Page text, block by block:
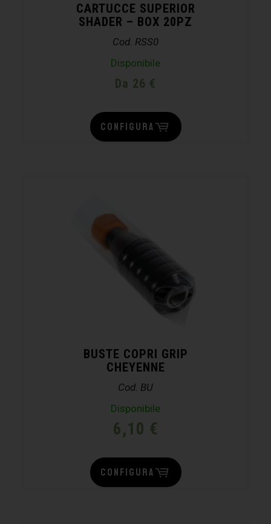
CARTUCCE SUPERIOR
SHADER – BOX 20PZ
Cod. RSS0
Disponibile
Da 26 €
CONFIGURA
BUSTE COPRI GRIP
CHEYENNE
Cod. BU
Disponibile
6,10 €
CONFIGURA